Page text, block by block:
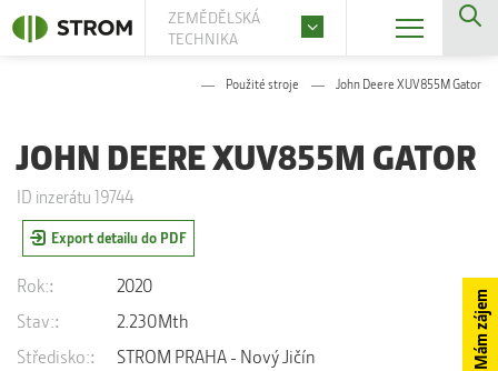
ZEMĚDĚLSKÁ
TECHNIKA
Použité stroje John Deere XUV855M Gator
Mám zájem
JOHN DEERE XUV855M GATOR
ID inzerátu 19744
Export detailu do PDF
Rok:
2020
Stav:
2.230Mth
Středisko:
STROM PRAHA - Nový Jičín